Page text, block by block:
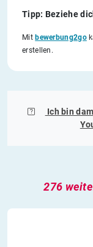
Tipp: Beziehe
Mit bewerbung2go
erstellen.
Ich bin
276